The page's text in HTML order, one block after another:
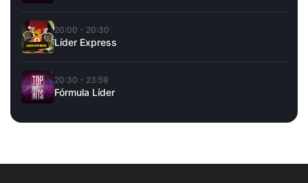
20:00 - 20:30
Líder Express
20:30 - 23:59
Fórmula Líder